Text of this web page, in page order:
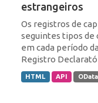
estrangeiros
Os registros de
seguintes tipos de
em cada período
Registro
HTML API OData